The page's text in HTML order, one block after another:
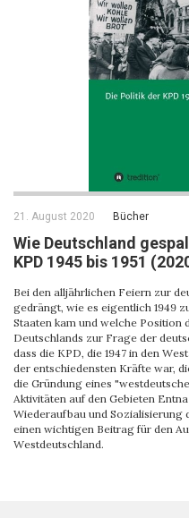
21. August 2020 Bücher
Wie Deutschland
KPD 1945 bis 1951
Bei den alljährlichen Feiern zur
gedrängt, wie es eigentlich 1949
Staaten kam und welche Position
Deutschlands zur Frage der
dass die KPD, die 1947 in den
der entschiedensten Kräfte war,
die Gründung eines
Aktivitäten auf den Gebieten
Wiederaufbau und Sozialisierung
einen wichtigen Beitrag für den
Westdeutschland.